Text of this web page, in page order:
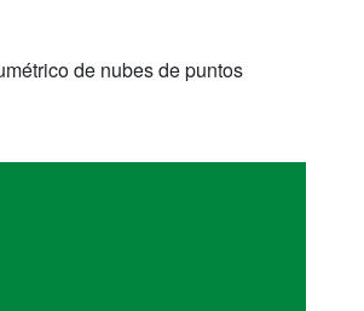
de nubes de puntos